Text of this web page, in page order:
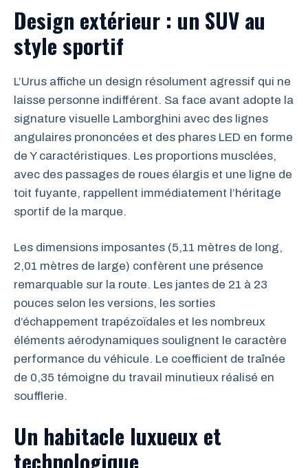
Design extérieur : un SUV au
style sportif
L’Urus affiche un design résolument agressif qui ne
laisse personne indifférent. Sa face avant adopte la
signature visuelle Lamborghini avec des lignes
angulaires prononcées et des phares LED en forme
de Y caractéristiques. Les proportions musclées,
avec des passages de roues élargis et une ligne de
toit fuyante, rappellent immédiatement l’héritage
sportif de la marque.
Les dimensions imposantes (5,11 mètres de long,
2,01 mètres de large) confèrent une présence
remarquable sur la route. Les jantes de 21 à 23
pouces selon les versions, les sorties
d’échappement trapézoïdales et les nombreux
éléments aérodynamiques soulignent le caractère
performance du véhicule. Le coefficient de traînée
de 0,35 témoigne du travail minutieux réalisé en
soufflerie.
Un habitacle luxueux et
technologique